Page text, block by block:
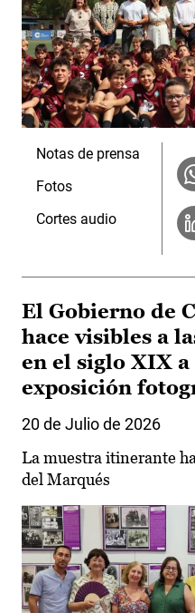
Notas de prensa
Fotos
Cortes audio
El Gobierno de
hace visibles a
en el siglo XIX a
exposición
20 de Julio de 2026
La muestra itinerante
del Marqués